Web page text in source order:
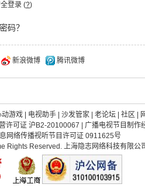
登录 (?)
码？
新浪微博 腾讯微博
动游戏 电视助手 沙发管家 老论坛 社区
许可证 沪B2-20100067
广播电视节目制作
网络传播视听节目许可证 0911625号
Rights Reserved.上海隐志网络科技有限公